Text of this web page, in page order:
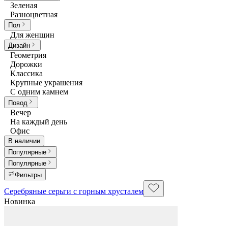
Зеленая
Разноцветная
Пол
Для женщин
Дизайн
Геометрия
Дорожки
Классика
Крупные украшения
С одним камнем
Повод
Вечер
На каждый день
Офис
В наличии
Популярные
Популярные
Фильтры
Серебряные серьги с горным хрусталем
Новинка